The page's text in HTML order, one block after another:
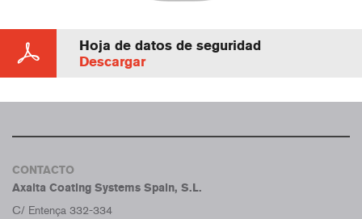
Hoja de datos de seguridad
Descargar
CONTACTO
Axalta Coating Systems Spain, S.L.
C/ Entença 332-334